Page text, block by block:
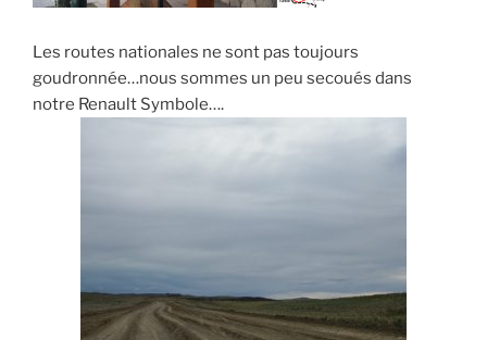
Les routes nationales ne sont pas toujours
goudronnée…nous sommes un peu secoués dans
notre Renault Symbole….